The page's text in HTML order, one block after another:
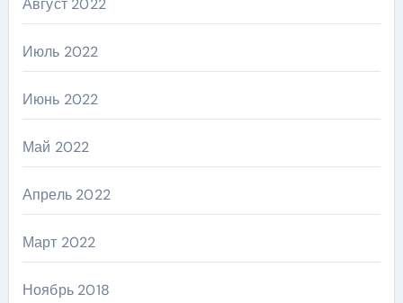
Август 2022
Июль 2022
Июнь 2022
Май 2022
Апрель 2022
Март 2022
Ноябрь 2018